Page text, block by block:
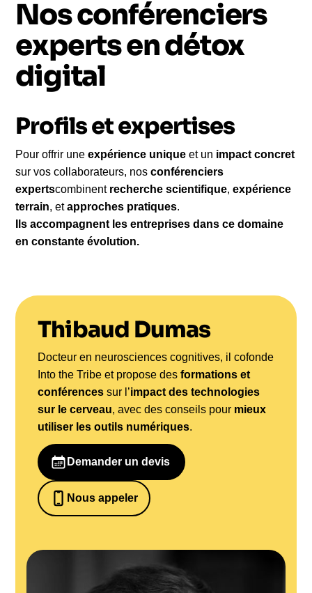
Nos conférenciers
experts en détox
digital
Profils et expertises
Pour offrir uneexpérience unique et un impact concret
sur vos collaborateurs, nosconférenciers
expertscombinent recherche scientifique,expérience
terrain, etapproches pratiques.
Ils accompagnent les entreprises dans ce domaine
en constante évolution.
Thibaud Dumas
Docteur en neurosciences cognitives, il cofonde
Into the Tribe et propose desformations et
conférences sur l’impact des technologies
sur le cerveau, avec des conseils pour mieux
utiliser les outils numériques.
Demander un devis
Nous appeler
0652698481